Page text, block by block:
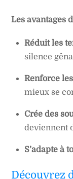
Les avantages
Réduit les
silence
Renforce
mieux se
Crée des
deviennent
S’adapte à
Découvrez